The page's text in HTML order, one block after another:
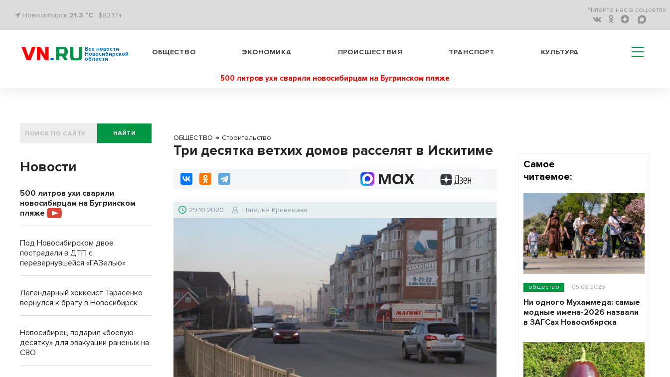
Новосибирск 21.3 °C $82.17↑
Читайте нас в соц.сетях:
Все новости
Новосибирской
области
ОБЩЕСТВО ЭКОНОМИКА ПРОИСШЕСТВИЯ ТРАНСПОРТ КУЛЬТУРА
500 литров ухи сварили новосибирцам на Бугринском пляже
ОБЩЕСТВО → Строительство
Три десятка ветхих домов расселят в Искитиме
29.10.2020 Наталья Кривякина
НАЙТИ
Новости
500 литров ухи сварили
новосибирцам на Бугринском
пляже
Под Новосибирском двое
пострадали в ДТП с
перевернувшейся «ГАЗелью»
Легендарный хоккеист Тарасенко
вернулся к брату в Новосибирск
Новосибирец подарил «боевую
десятку» для эвакуации раненых на
СВО
Самое
читаемое:
общество 05.08.2026
Ни одного Мухаммеда: самые
модные имена-2026 назвали
в ЗАГСах Новосибирска